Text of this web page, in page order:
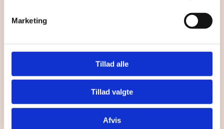
Marketing
Tillad alle
Tillad valgte
Afvis